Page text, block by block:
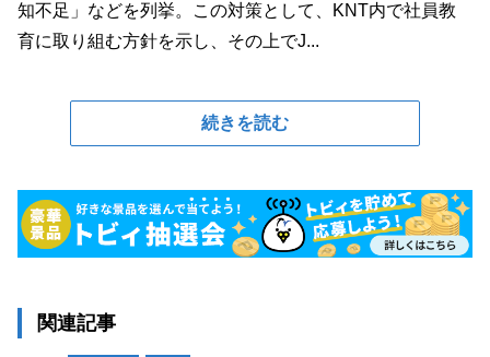
知不足」などを列挙。この対策として、KNT内で社員教
育に取り組む方針を示し、その上でJ...
続きを読む
関連記事